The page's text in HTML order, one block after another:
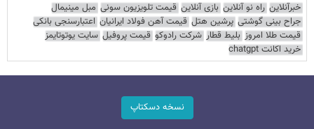
خبرآنلاین راه نو آنلاین بازی آنلاین قیمت تلویزیون سونی مبل مینیمال
جراح بینی گوشتی پرشین هتل قیمت آهن فولاد ایرانیان اعتبارسنجی بانکی
قیمت طلا امروز بلیط قطار شرکت رادوکو قیمت پروفیل سایت یوتوتایمز
خرید اکانت chatgpt
نسخه دسکتاپ